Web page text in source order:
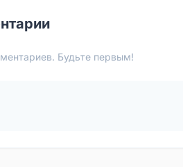
Будьте первым!